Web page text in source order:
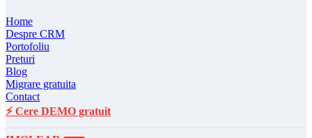
Home
Despre CRM
Portofoliu
Preturi
Blog
Migrare gratuita
Contact
⚡ Cere DEMO gratuit